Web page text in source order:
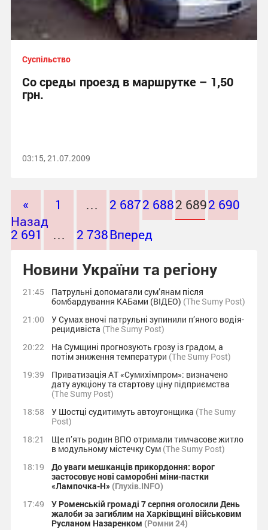
Суспільство
Со среды проезд в маршрутке – 1,50
грн.
03:15, 21.07.2009
«
Назад
1 … 2 6872 6882 6892 690
2 691
… 2 738Вперед
»
Новини України та регіону
21:45
Патрульні допомагали сум’янам після
бомбардування КАБами (ВІДЕО) (The Sumy Post)
21:00
У Сумах вночі патрульні зупинили п’яного водія-
рецидивіста (The Sumy Post)
20:22
На Сумщині прогнозують грозу із градом, а
потім зниження температури (The Sumy Post)
19:39
Приватизація АТ «Сумихімпром»: визначено
дату аукціону та стартову ціну підприємства
(The Sumy Post)
18:58
У Шостці судитимуть автоугонщика (The Sumy
Post)
18:21
Ще п’ять родин ВПО отримали тимчасове житло
в модульному містечку Сум (The Sumy Post)
18:19
До уваги мешканців прикордоння: ворог
застосовує нові саморобні міни-пастки
«Лампочка-Н» (Глухів.INFO)
17:49
У Роменській громаді 7 серпня оголосили День
жалоби за загиблим на Харківщині військовим
Русланом Назаренком (Ромни 24)